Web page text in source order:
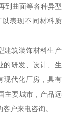
到曲面等各种异型
表现不同材料质
建筑装饰材料生产
的研发、设计、生
现代化厂房，具有
主要城市，产品远
户来电咨询。